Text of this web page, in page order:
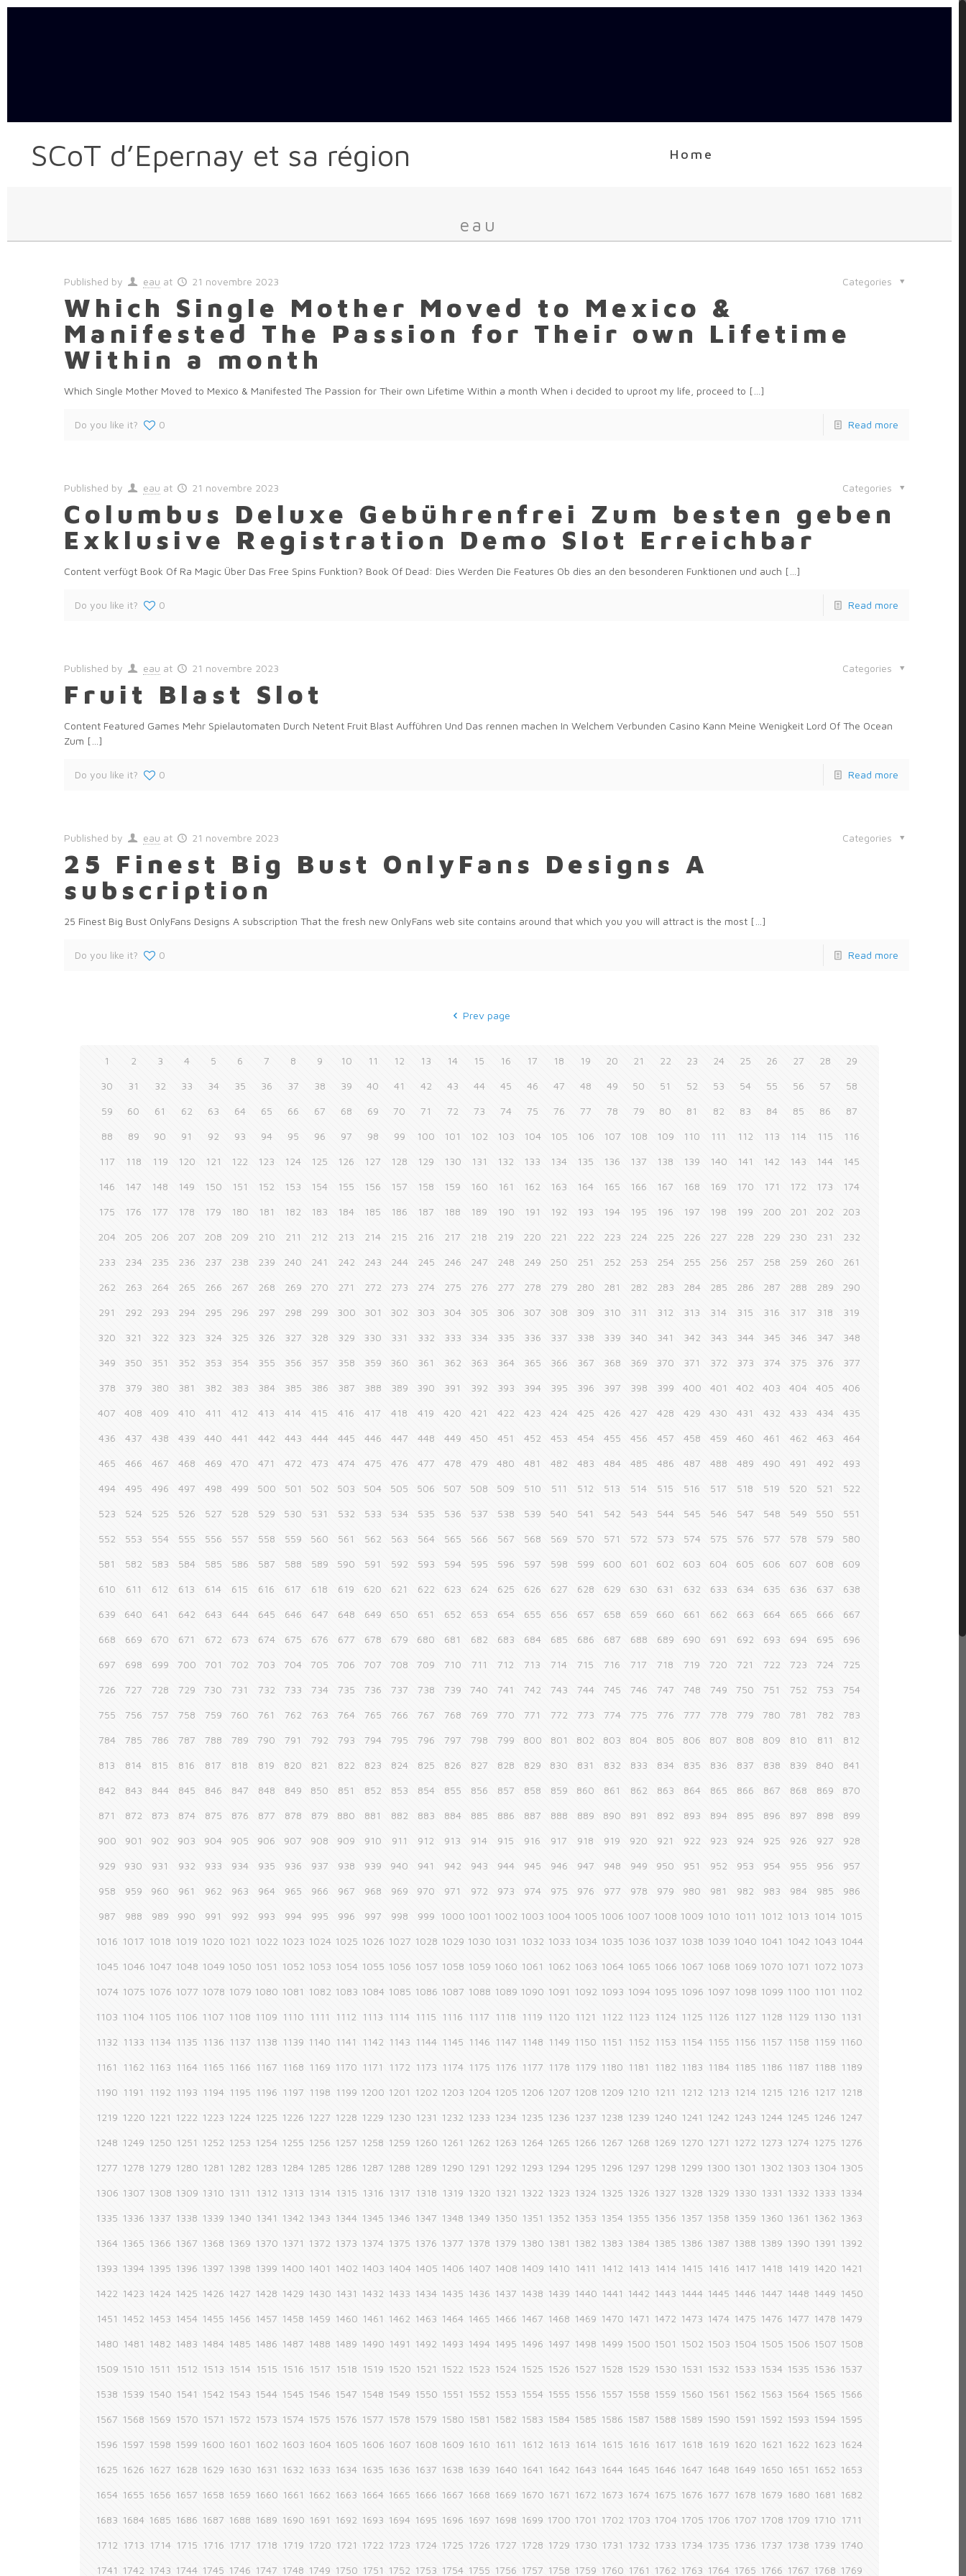
SCoT d’Epernay et sa région Home
eau
Published by eau at 21 novembre 2023 Categories
Which Single Mother Moved to Mexico &
Manifested The Passion for Their own Lifetime
Within a month
Which Single Mother Moved to Mexico & Manifested The Passion for Their own Lifetime Within a month When i decided to uproot my life, proceed to […]
Do you like it? 0 Read more
Published by eau at 21 novembre 2023 Categories
Columbus Deluxe Gebührenfrei Zum besten geben
Exklusive Registration Demo Slot Erreichbar
Content verfügt Book Of Ra Magic Über Das Free Spins Funktion? Book Of Dead: Dies Werden Die Features Ob dies an den besonderen Funktionen und auch […]
Do you like it? 0 Read more
Published by eau at 21 novembre 2023 Categories
Fruit Blast Slot
Content Featured Games Mehr Spielautomaten Durch Netent Fruit Blast Aufführen Und Das rennen machen In Welchem Verbunden Casino Kann Meine Wenigkeit Lord Of The Ocean
Zum […]
Do you like it? 0 Read more
Published by eau at 21 novembre 2023 Categories
25 Finest Big Bust OnlyFans Designs A
subscription
25 Finest Big Bust OnlyFans Designs A subscription That the fresh new OnlyFans web site contains around that which you you will attract is the most […]
Do you like it? 0 Read more
Prev page
1 2 3 4 5 6 7 8 9 10 11 12 13 14 15 16 17 18 19 20 21 22 23 24 25 26 27 28 29
30 31 32 33 34 35 36 37 38 39 40 41 42 43 44 45 46 47 48 49 50 51 52 53 54 55 56 57 58
59 60 61 62 63 64 65 66 67 68 69 70 71 72 73 74 75 76 77 78 79 80 81 82 83 84 85 86 87
88 89 90 91 92 93 94 95 96 97 98 99 100 101 102 103 104 105 106 107 108 109 110 111 112 113 114 115 116
117 118 119 120 121 122 123 124 125 126 127 128 129 130 131 132 133 134 135 136 137 138 139 140 141 142 143 144 145
146 147 148 149 150 151 152 153 154 155 156 157 158 159 160 161 162 163 164 165 166 167 168 169 170 171 172 173 174
175 176 177 178 179 180 181 182 183 184 185 186 187 188 189 190 191 192 193 194 195 196 197 198 199 200 201 202 203
204 205 206 207 208 209 210 211 212 213 214 215 216 217 218 219 220 221 222 223 224 225 226 227 228 229 230 231 232
233 234 235 236 237 238 239 240 241 242 243 244 245 246 247 248 249 250 251 252 253 254 255 256 257 258 259 260 261
262 263 264 265 266 267 268 269 270 271 272 273 274 275 276 277 278 279 280 281 282 283 284 285 286 287 288 289 290
291 292 293 294 295 296 297 298 299 300 301 302 303 304 305 306 307 308 309 310 311 312 313 314 315 316 317 318 319
320 321 322 323 324 325 326 327 328 329 330 331 332 333 334 335 336 337 338 339 340 341 342 343 344 345 346 347 348
349 350 351 352 353 354 355 356 357 358 359 360 361 362 363 364 365 366 367 368 369 370 371 372 373 374 375 376 377
378 379 380 381 382 383 384 385 386 387 388 389 390 391 392 393 394 395 396 397 398 399 400 401 402 403 404 405 406
407 408 409 410 411 412 413 414 415 416 417 418 419 420 421 422 423 424 425 426 427 428 429 430 431 432 433 434 435
436 437 438 439 440 441 442 443 444 445 446 447 448 449 450 451 452 453 454 455 456 457 458 459 460 461 462 463 464
465 466 467 468 469 470 471 472 473 474 475 476 477 478 479 480 481 482 483 484 485 486 487 488 489 490 491 492 493
494 495 496 497 498 499 500 501 502 503 504 505 506 507 508 509 510 511 512 513 514 515 516 517 518 519 520 521 522
523 524 525 526 527 528 529 530 531 532 533 534 535 536 537 538 539 540 541 542 543 544 545 546 547 548 549 550 551
552 553 554 555 556 557 558 559 560 561 562 563 564 565 566 567 568 569 570 571 572 573 574 575 576 577 578 579 580
581 582 583 584 585 586 587 588 589 590 591 592 593 594 595 596 597 598 599 600 601 602 603 604 605 606 607 608 609
610 611 612 613 614 615 616 617 618 619 620 621 622 623 624 625 626 627 628 629 630 631 632 633 634 635 636 637 638
639 640 641 642 643 644 645 646 647 648 649 650 651 652 653 654 655 656 657 658 659 660 661 662 663 664 665 666 667
668 669 670 671 672 673 674 675 676 677 678 679 680 681 682 683 684 685 686 687 688 689 690 691 692 693 694 695 696
697 698 699 700 701 702 703 704 705 706 707 708 709 710 711 712 713 714 715 716 717 718 719 720 721 722 723 724 725
726 727 728 729 730 731 732 733 734 735 736 737 738 739 740 741 742 743 744 745 746 747 748 749 750 751 752 753 754
755 756 757 758 759 760 761 762 763 764 765 766 767 768 769 770 771 772 773 774 775 776 777 778 779 780 781 782 783
784 785 786 787 788 789 790 791 792 793 794 795 796 797 798 799 800 801 802 803 804 805 806 807 808 809 810 811 812
813 814 815 816 817 818 819 820 821 822 823 824 825 826 827 828 829 830 831 832 833 834 835 836 837 838 839 840 841
842 843 844 845 846 847 848 849 850 851 852 853 854 855 856 857 858 859 860 861 862 863 864 865 866 867 868 869 870
871 872 873 874 875 876 877 878 879 880 881 882 883 884 885 886 887 888 889 890 891 892 893 894 895 896 897 898 899
900 901 902 903 904 905 906 907 908 909 910 911 912 913 914 915 916 917 918 919 920 921 922 923 924 925 926 927 928
929 930 931 932 933 934 935 936 937 938 939 940 941 942 943 944 945 946 947 948 949 950 951 952 953 954 955 956 957
958 959 960 961 962 963 964 965 966 967 968 969 970 971 972 973 974 975 976 977 978 979 980 981 982 983 984 985 986
987 988 989 990 991 992 993 994 995 996 997 998 999 1000 1001 1002 1003 1004 1005 1006 1007 1008 1009 1010 1011 1012 1013 1014 1015
1016 1017 1018 1019 1020 1021 1022 1023 1024 1025 1026 1027 1028 1029 1030 1031 1032 1033 1034 1035 1036 1037 1038 1039 1040 1041 1042 1043 1044
1045 1046 1047 1048 1049 1050 1051 1052 1053 1054 1055 1056 1057 1058 1059 1060 1061 1062 1063 1064 1065 1066 1067 1068 1069 1070 1071 1072 1073
1074 1075 1076 1077 1078 1079 1080 1081 1082 1083 1084 1085 1086 1087 1088 1089 1090 1091 1092 1093 1094 1095 1096 1097 1098 1099 1100 1101 1102
1103 1104 1105 1106 1107 1108 1109 1110 1111 1112 1113 1114 1115 1116 1117 1118 1119 1120 1121 1122 1123 1124 1125 1126 1127 1128 1129 1130 1131
1132 1133 1134 1135 1136 1137 1138 1139 1140 1141 1142 1143 1144 1145 1146 1147 1148 1149 1150 1151 1152 1153 1154 1155 1156 1157 1158 1159 1160
1161 1162 1163 1164 1165 1166 1167 1168 1169 1170 1171 1172 1173 1174 1175 1176 1177 1178 1179 1180 1181 1182 1183 1184 1185 1186 1187 1188 1189
1190 1191 1192 1193 1194 1195 1196 1197 1198 1199 1200 1201 1202 1203 1204 1205 1206 1207 1208 1209 1210 1211 1212 1213 1214 1215 1216 1217 1218
1219 1220 1221 1222 1223 1224 1225 1226 1227 1228 1229 1230 1231 1232 1233 1234 1235 1236 1237 1238 1239 1240 1241 1242 1243 1244 1245 1246 1247
1248 1249 1250 1251 1252 1253 1254 1255 1256 1257 1258 1259 1260 1261 1262 1263 1264 1265 1266 1267 1268 1269 1270 1271 1272 1273 1274 1275 1276
1277 1278 1279 1280 1281 1282 1283 1284 1285 1286 1287 1288 1289 1290 1291 1292 1293 1294 1295 1296 1297 1298 1299 1300 1301 1302 1303 1304 1305
1306 1307 1308 1309 1310 1311 1312 1313 1314 1315 1316 1317 1318 1319 1320 1321 1322 1323 1324 1325 1326 1327 1328 1329 1330 1331 1332 1333 1334
1335 1336 1337 1338 1339 1340 1341 1342 1343 1344 1345 1346 1347 1348 1349 1350 1351 1352 1353 1354 1355 1356 1357 1358 1359 1360 1361 1362 1363
1364 1365 1366 1367 1368 1369 1370 1371 1372 1373 1374 1375 1376 1377 1378 1379 1380 1381 1382 1383 1384 1385 1386 1387 1388 1389 1390 1391 1392
1393 1394 1395 1396 1397 1398 1399 1400 1401 1402 1403 1404 1405 1406 1407 1408 1409 1410 1411 1412 1413 1414 1415 1416 1417 1418 1419 1420 1421
1422 1423 1424 1425 1426 1427 1428 1429 1430 1431 1432 1433 1434 1435 1436 1437 1438 1439 1440 1441 1442 1443 1444 1445 1446 1447 1448 1449 1450
1451 1452 1453 1454 1455 1456 1457 1458 1459 1460 1461 1462 1463 1464 1465 1466 1467 1468 1469 1470 1471 1472 1473 1474 1475 1476 1477 1478 1479
1480 1481 1482 1483 1484 1485 1486 1487 1488 1489 1490 1491 1492 1493 1494 1495 1496 1497 1498 1499 1500 1501 1502 1503 1504 1505 1506 1507 1508
1509 1510 1511 1512 1513 1514 1515 1516 1517 1518 1519 1520 1521 1522 1523 1524 1525 1526 1527 1528 1529 1530 1531 1532 1533 1534 1535 1536 1537
1538 1539 1540 1541 1542 1543 1544 1545 1546 1547 1548 1549 1550 1551 1552 1553 1554 1555 1556 1557 1558 1559 1560 1561 1562 1563 1564 1565 1566
1567 1568 1569 1570 1571 1572 1573 1574 1575 1576 1577 1578 1579 1580 1581 1582 1583 1584 1585 1586 1587 1588 1589 1590 1591 1592 1593 1594 1595
1596 1597 1598 1599 1600 1601 1602 1603 1604 1605 1606 1607 1608 1609 1610 1611 1612 1613 1614 1615 1616 1617 1618 1619 1620 1621 1622 1623 1624
1625 1626 1627 1628 1629 1630 1631 1632 1633 1634 1635 1636 1637 1638 1639 1640 1641 1642 1643 1644 1645 1646 1647 1648 1649 1650 1651 1652 1653
1654 1655 1656 1657 1658 1659 1660 1661 1662 1663 1664 1665 1666 1667 1668 1669 1670 1671 1672 1673 1674 1675 1676 1677 1678 1679 1680 1681 1682
1683 1684 1685 1686 1687 1688 1689 1690 1691 1692 1693 1694 1695 1696 1697 1698 1699 1700 1701 1702 1703 1704 1705 1706 1707 1708 1709 1710 1711
1712 1713 1714 1715 1716 1717 1718 1719 1720 1721 1722 1723 1724 1725 1726 1727 1728 1729 1730 1731 1732 1733 1734 1735 1736 1737 1738 1739 1740
1741 1742 1743 1744 1745 1746 1747 1748 1749 1750 1751 1752 1753 1754 1755 1756 1757 1758 1759 1760 1761 1762 1763 1764 1765 1766 1767 1768 1769